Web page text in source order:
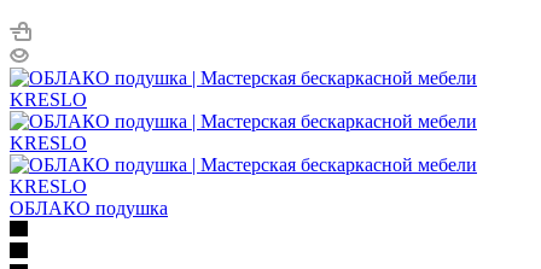
ОБЛАКО подушка